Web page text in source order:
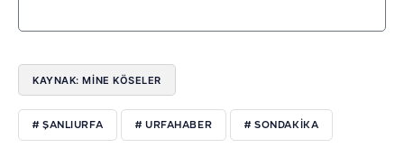
KAYNAK: MİNE KÖSELER
# ŞANLIURFA # URFAHABER # SONDAKIKA